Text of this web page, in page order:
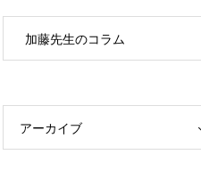
加藤先生のコラム
アーカイブ